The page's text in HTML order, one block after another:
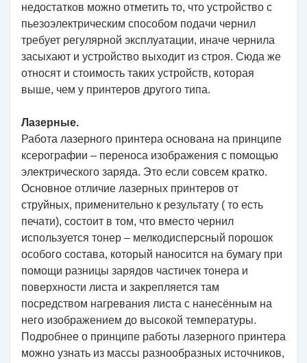
недостатков можно отметить то, что устройство с
пьезоэлектрическим способом подачи чернил
требует регулярной эксплуатации, иначе чернила
засыхают и устройство выходит из строя. Сюда же
относят и стоимость таких устройств, которая
выше, чем у принтеров другого типа.
Лазерные.
Работа лазерного принтера основана на принципе
ксерографии – переноса изображения с помощью
электрического заряда. Это если совсем кратко.
Основное отличие лазерных принтеров от
струйных, применительно к результату ( то есть
печати), состоит в том, что вместо чернил
используется тонер – мелкодисперсный порошок
особого состава, который наносится на бумагу при
помощи разницы зарядов частичек тонера и
поверхности листа и закрепляется там
посредством нагревания листа с нанесённым на
него изображением до высокой температуры.
Подробнее о принципе работы лазерного принтера
можно узнать из массы разнообразных источников,